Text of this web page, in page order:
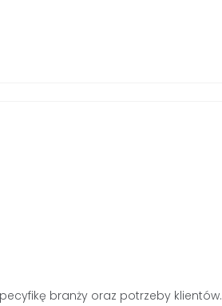
branży oraz potrzeby klientów.